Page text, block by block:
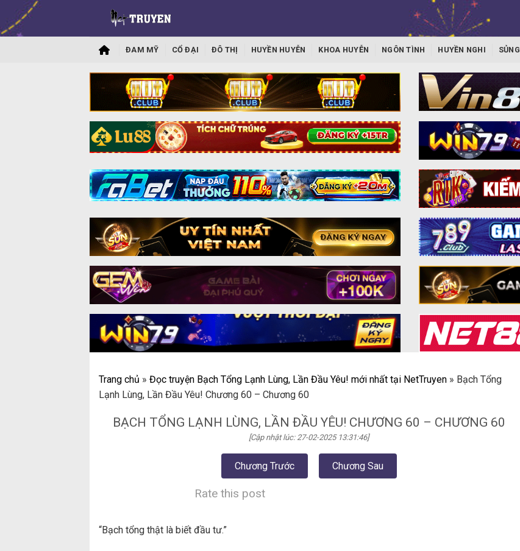
ĐAM MỸ CỔ ĐẠI ĐÔ THỊ HUYỀN HUYỄN KHOA HUYỄN NGÔN TÌNH HUYỀN NGHI SỦNG
Trang chủ » Đọc truyện Bạch Tổng Lạnh Lùng, Lần Đầu Yêu! mới nhất tại NetTruyen » Bạch Tổng
Lạnh Lùng, Lần Đầu Yêu! Chương 60 – Chương 60
BẠCH TỔNG LẠNH LÙNG, LẦN ĐẦU YÊU! CHƯƠNG 60 – CHƯƠNG 60
[Cập nhật lúc: 27-02-2025 13:31:46]
Chương Trước Chương Sau
Rate this post
“Bạch tổng thật là biết đầu tư.”